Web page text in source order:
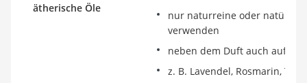
ätherische Öle
nur naturreine oder
verwenden
neben dem Duft auch auf
z. B. Lavendel, Rosmarin,